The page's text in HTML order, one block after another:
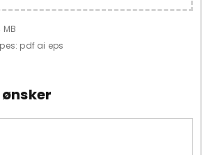
pdf ai eps